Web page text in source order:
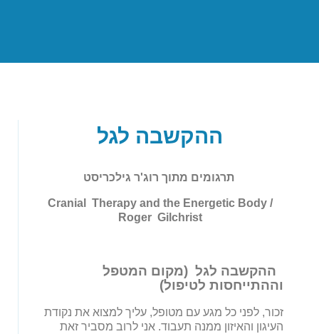
ההקשבה לגל
תרגומים מתוך רוג'ר גילכריסט
Cranial Therapy and the Energetic Body /
Roger Gilchrist
ההקשבה לגל (מקום המטפל
וההתייחסות לטיפול)
זכור, לפני כל מגע עם מטופל, עליך למצוא את נקודת
העיגון והאיזון ממנה תעבוד. אני לרוב מסביר זאת